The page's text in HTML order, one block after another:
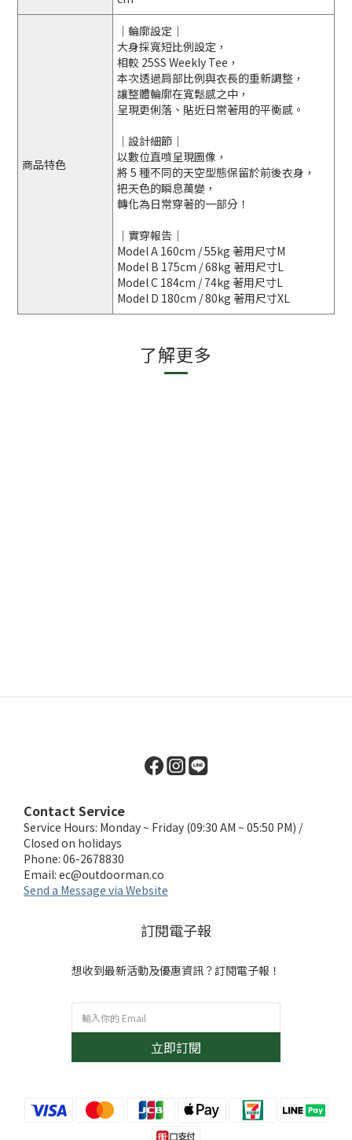
商品特色
｜輪廓設定｜
大身採寬短比例設定，
相較 25SS Weekly Tee，
本次透過肩部比例與衣長的重新調整，
讓整體輪廓在寬鬆感之中，
呈現更俐落、貼近日常著用的平衡感。
｜設計細節｜
以數位直噴呈現圖像，
將 5 種不同的天空型態保留於前後衣身，
把天色的瞬息萬變，
轉化為日常穿著的一部分！
｜實穿報告｜
Model A 160cm / 55kg 著用尺寸M
Model B 175cm / 68kg 著用尺寸L
Model C 184cm / 74kg 著用尺寸L
Model D 180cm / 80kg 著用尺寸XL
了解更多
Contact Service
Service Hours: Monday ~ Friday (09:30 AM ~ 05:50 PM) /
Closed on holidays
Phone: 06-2678830
Email: ec@outdoorman.co
Send a Message via Website
訂閱電子報
想收到最新活動及優惠資訊？訂閱電子報！
立即訂閱